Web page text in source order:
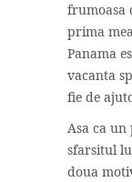
frumoasa
prima
Panama
vacanta
fie de
Asa ca
sfarsitul
doua